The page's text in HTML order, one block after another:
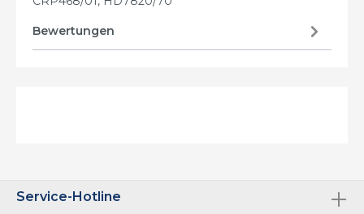
Bewertungen
Service-Hotline